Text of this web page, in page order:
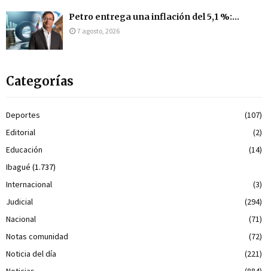
Petro entrega una inflación del 5,1 %:...
7 agosto, 2026
Categorías
Deportes
(107)
Editorial
(2)
Educación
(14)
Ibagué (1.737)
Internacional
(3)
Judicial
(294)
Nacional
(71)
Notas comunidad
(72)
Noticia del día
(221)